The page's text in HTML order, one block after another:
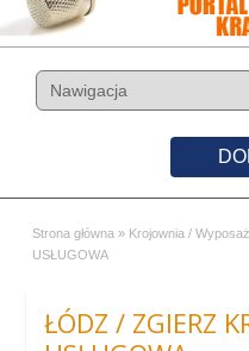
Strona główna » Krojownia /
USŁUGOWA
ŁÓDZ / ZGIERZ